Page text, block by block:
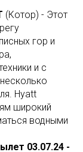
(Котор) - Этот
гор и
и с
Hyatt
широкий
водными
03.07.24 -